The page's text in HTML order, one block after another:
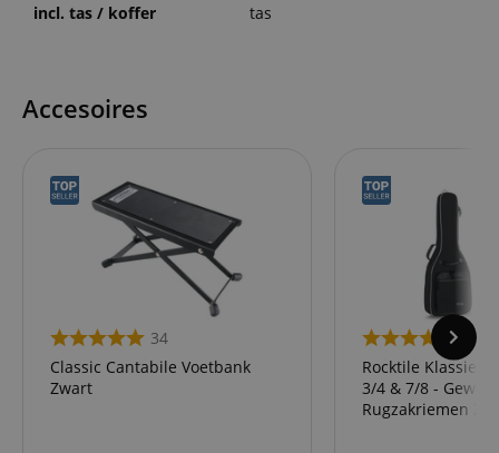
incl. tas / koffer tas
Accesoires
34
Classic Cantabile Voetbank
Zwart
43
Rocktile
3/4 & 7/8 -
Rugzakriemen